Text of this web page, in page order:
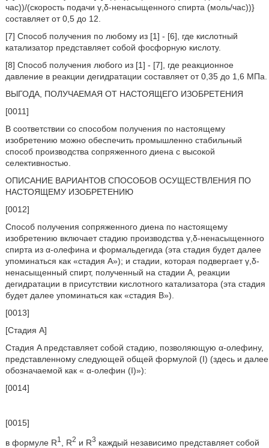
час))/(скорость подачи γ,δ-ненасыщенного спирта (моль/час))}
составляет от 0,5 до 12.
[7] Способ получения по любому из [1] - [6], где кислотный
катализатор представляет собой фосфорную кислоту.
[8] Способ получения любого из [1] - [7], где реакционное
давление в реакции дегидратации составляет от 0,35 до 1,6 МПа.
ВЫГОДА, ПОЛУЧАЕМАЯ ОТ НАСТОЯЩЕГО ИЗОБРЕТЕНИЯ
[0011]
В соответствии со способом получения по настоящему
изобретению можно обеспечить промышленно стабильный
способ производства сопряженного диена с высокой
селективностью.
ОПИСАНИЕ ВАРИАНТОВ СПОСОБОВ ОСУЩЕСТВЛЕНИЯ ПО
НАСТОЯЩЕМУ ИЗОБРЕТЕНИЮ
[0012]
Способ получения сопряженного диена по настоящему
изобретению включает стадию производства γ,δ-ненасыщенного
спирта из α-олефина и формальдегида (эта стадия будет далее
упоминаться как «стадия A»); и стадии, которая подвергает γ,δ-
ненасыщенный спирт, полученный на стадии А, реакции
дегидратации в присутствии кислотного катализатора (эта стадия
будет далее упоминаться как «стадия B»).
[0013]
[Стадия A]
Стадия A представляет собой стадию, позволяющую α-олефину,
представленному следующей общей формулой (I) (здесь и далее
обозначаемой как « α-олефин (I)»):
[0014]
[0015]
в формуле R1 , R2 и R3 каждый независимо представляет собой